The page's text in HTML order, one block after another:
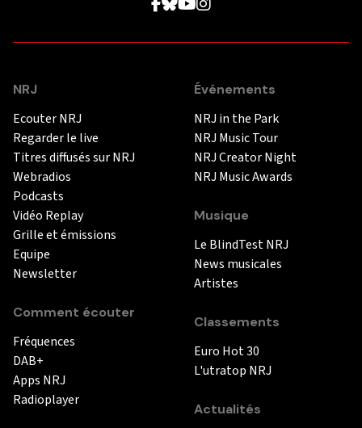
NRJ
Ecouter NRJ
Regarder le live
Titres diffusés sur NRJ
Webradios
Podcasts
Vidéo Replay
Grille et émissions
Equipe
Newsletter
Comment écouter
Fréquences
DAB+
Apps NRJ
Radioplayer
Événements
NRJ in the Park
NRJ Music Tour
NRJ Creator Night
NRJ Music Awards
Musique
Le BlindTest NRJ
News musicales
Artistes
Classements
Euro Hot 30
L'utratop NRJ
Actualités